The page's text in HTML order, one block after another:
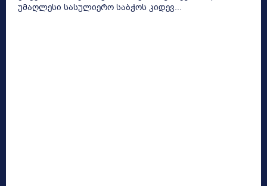
უმაღლესი სასულიერო საბჭოს კიდევ...